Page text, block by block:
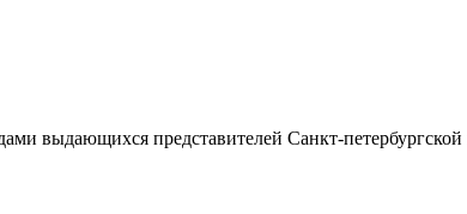
выдающихся представителей Санкт-